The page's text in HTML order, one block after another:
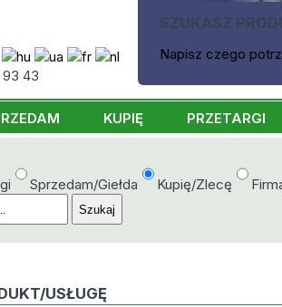
43
SZUKASZ
Napisz czego
KUPIĘ PRZETARGI
Sprzedam/Giełda Kupię/Zlecę
USŁUGĘ